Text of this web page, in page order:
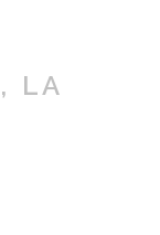
LA